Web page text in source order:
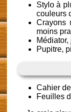
Stylo à
couleurs
Crayons
moins
Pupitre,
Cahier
Feuilles